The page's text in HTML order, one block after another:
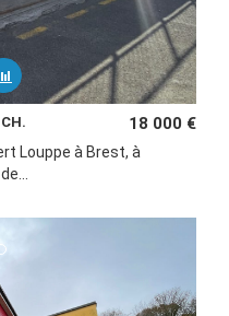
18 000 €
Louppe à Brest, à